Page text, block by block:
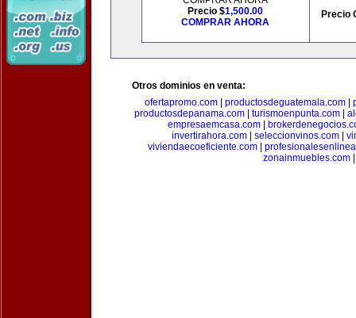
Precio $1,500.00
COMPRAR AHORA
Precio
Otros dominios en venta:
ofertapromo.com
productosdeguatemala.com
productosdepanama.com
turismoenpunta.com
empresaemcasa.com
invertirahora.com| seleccionvinos.com|
viviendaecoeficiente.com|
zonainmuebles.com